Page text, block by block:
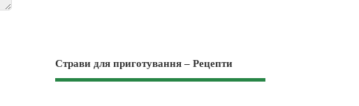
Страви для приготування – Рецепти